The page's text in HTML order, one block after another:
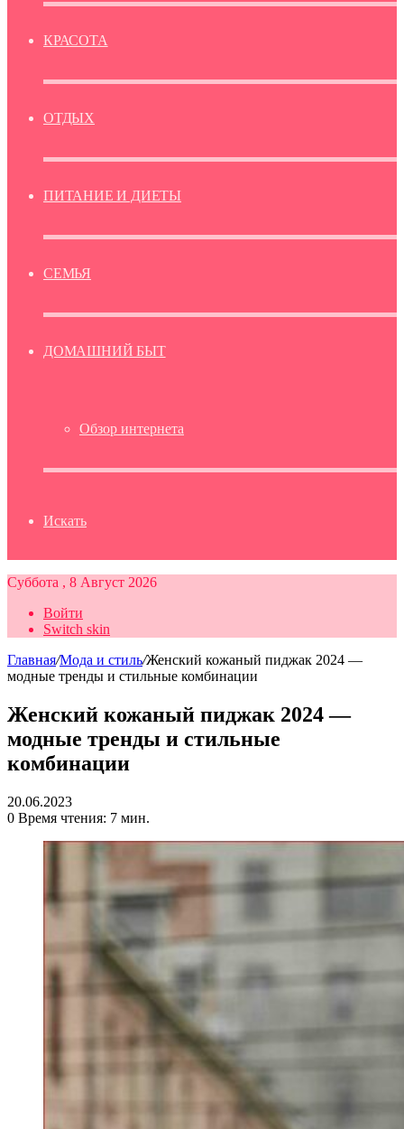
КРАСОТА
ОТДЫХ
ПИТАНИЕ И ДИЕТЫ
СЕМЬЯ
ДОМАШНИЙ БЫТ
Обзор интернета
Искать
Суббота , 8 Август 2026
Войти
Switch skin
Главная/Мода и стиль/Женский кожаный пиджак 2024 —
модные тренды и стильные комбинации
Женский кожаный пиджак 2024 —
модные тренды и стильные
комбинации
20.06.2023
0 Время чтения: 7 мин.